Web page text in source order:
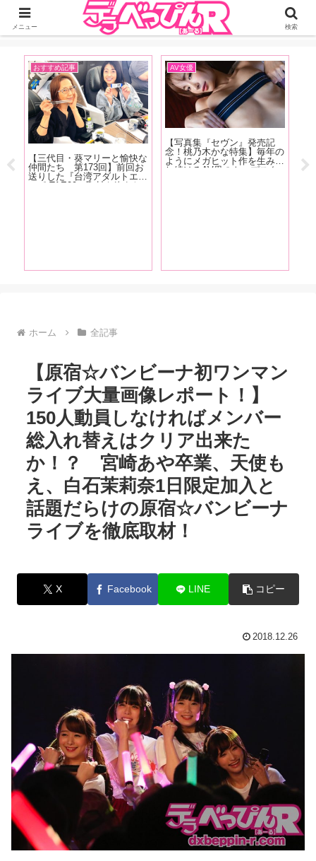
ジーオーティーが運営するちょっとHなニュースサイ。サイト内のリンクには
DMMアフィリエイトが含まれているものがあります
バ
おすすめ記事
【三代目・葵マリーと愉快な
仲間たち 第173回】前回お
送りした『台湾アダルトエキ
スポ TAE09』取材を終えた
AV女優
【写真集『セヴン』発売記
念！桃乃木かな特集】毎年の
ようにメガヒット作を生み出
し続けるAV界のトップスタ
女
り
ホーム 全記事
【原宿☆バンビーナ初ワンマン
ライブ大量画像レポート！】
150人動員しなければメンバー
総入れ替えはクリア出来た
か！？ 宮崎あや卒業、天使も
え、白石茉莉奈1日限定加入と
話題だらけの原宿☆バンビーナ
ライブを徹底取材！
X Facebook LINE コピー
2018.12.26
メニュー 検索